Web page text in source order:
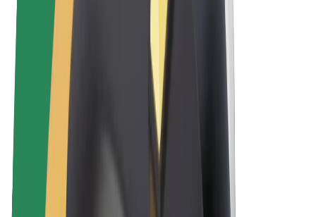
Gedişlər
Skuterlər
Bolt Market
Bolt Food
Bolt Drive
Biznes üçün Bolt
Elektrikli velosipedlər
Bolt ilə pul qazanın